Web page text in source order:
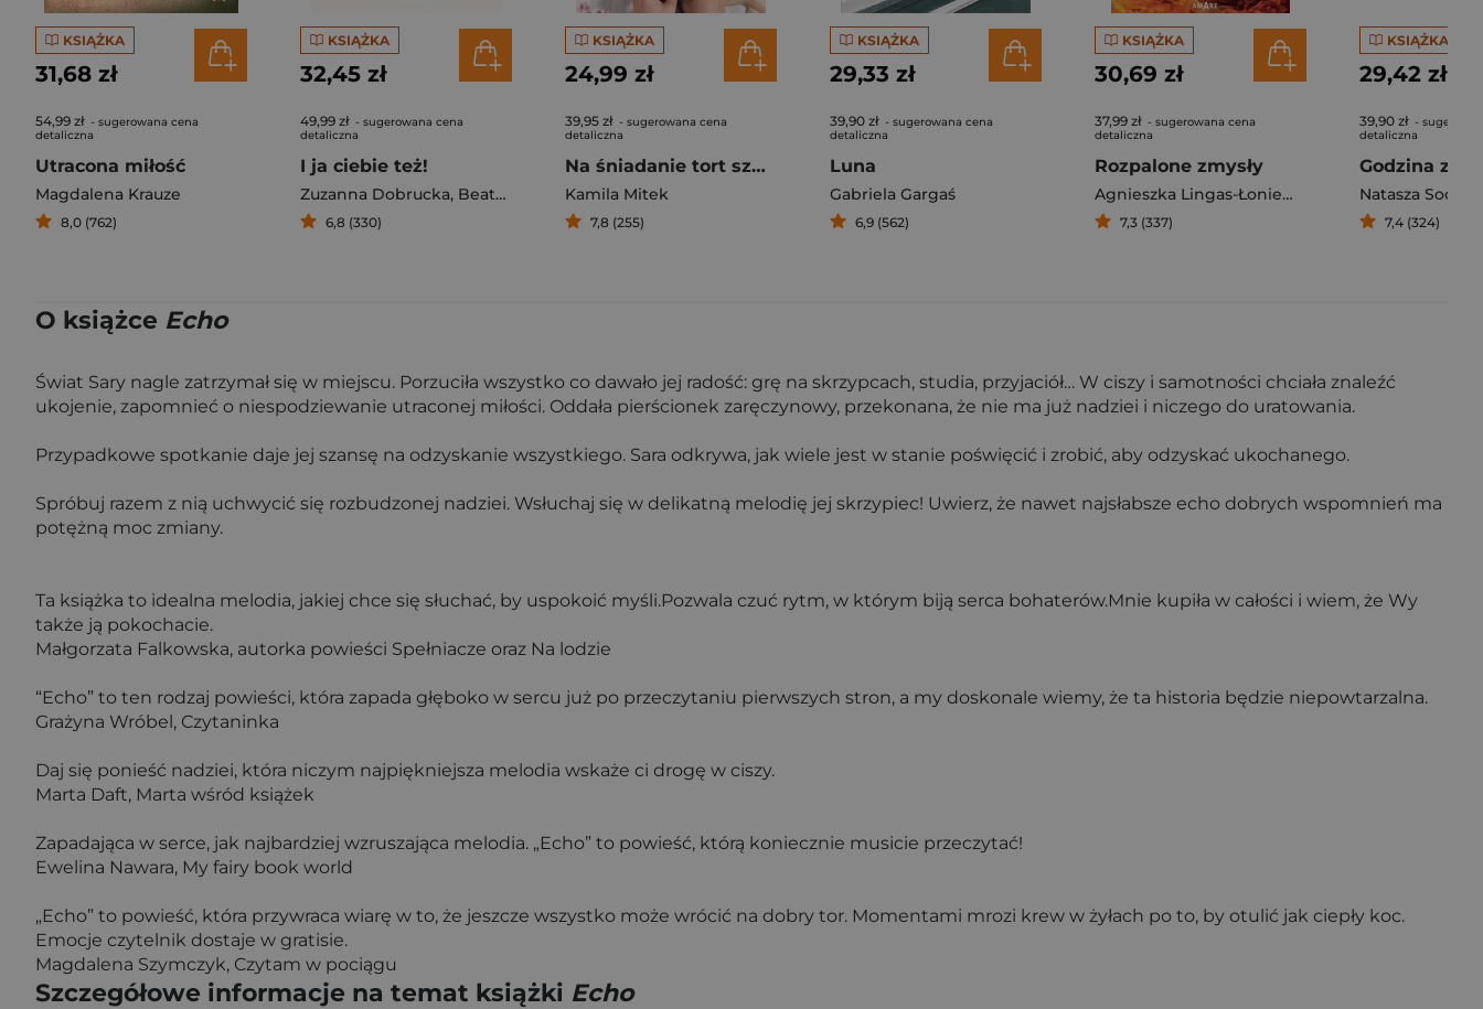
KSIĄŻKA
31,68 zł
54,99 zł - sugerowana cena
detaliczna
Utracona miłość
Magdalena Krauze
8,0 (762)
KSIĄŻKA
32,45 zł
49,99 zł - sugerowana cena
detaliczna
I ja ciebie też!
Zuzanna Dobrucka, Beata Harasimowicz ,Katarzyna Kalicińska
6,8 (330)
KSIĄŻKA
24,99 zł
39,95 zł - sugerowana cena
detaliczna
Na śniadanie tort szpinakowy
Kamila Mitek
7,8 (255)
KSIĄŻKA
29,33 zł
39,90 zł - sugerowana cena
detaliczna
Luna
Gabriela Gargaś
6,9 (562)
KSIĄŻKA
30,69 zł
37,99 zł - sugerowana cena
detaliczna
Rozpalone zmysły
Agnieszka Lingas-Łoniewska A. S. Sivar,Melissa
7,3 (337)
KSIĄŻKA
29,42 zł
39,90 zł -
detaliczna
Natasza Socha
7,4 (324)
O książce Echo
Świat Sary nagle zatrzymał się w miejscu. Porzuciła wszystko co dawało jej radość: grę na skrzypcach, studia, przyjaciół… W ciszy i samotności chciała znaleźć
ukojenie, zapomnieć o niespodziewanie utraconej miłości. Oddała pierścionek zaręczynowy, przekonana, że nie ma już nadziei i niczego do uratowania.
Przypadkowe spotkanie daje jej szansę na odzyskanie wszystkiego. Sara odkrywa, jak wiele jest w stanie poświęcić i zrobić, aby odzyskać ukochanego.
Spróbuj razem z nią uchwycić się rozbudzonej nadziei. Wsłuchaj się w delikatną melodię jej skrzypiec! Uwierz, że nawet najsłabsze echo dobrych wspomnień ma
potężną moc zmiany.
Ta książka to idealna melodia, jakiej chce się słuchać, by uspokoić myśli.Pozwala czuć rytm, w którym biją serca bohaterów.Mnie kupiła w całości i wiem, że Wy
także ją pokochacie.
Małgorzata Falkowska, autorka powieści Spełniacze oraz Na lodzie
“Echo” to ten rodzaj powieści, która zapada głęboko w sercu już po przeczytaniu pierwszych stron, a my doskonale wiemy, że ta historia będzie niepowtarzalna.
Grażyna Wróbel, Czytaninka
Daj się ponieść nadziei, która niczym najpiękniejsza melodia wskaże ci drogę w ciszy.
Marta Daft, Marta wśród książek
Zapadająca w serce, jak najbardziej wzruszająca melodia. „Echo” to powieść, którą koniecznie musicie przeczytać!
Ewelina Nawara, My fairy book world
„Echo” to powieść, która przywraca wiarę w to, że jeszcze wszystko może wrócić na dobry tor. Momentami mrozi krew w żyłach po to, by otulić jak ciepły koc.
Emocje czytelnik dostaje w gratisie.
Magdalena Szymczyk, Czytam w pociągu
Szczegółowe informacje na temat książki Echo